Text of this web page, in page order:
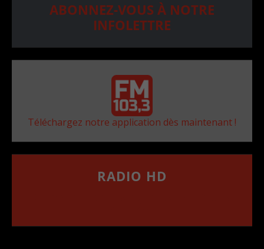
ABONNEZ-VOUS À NOTRE
INFOLETTRE
Téléchargez notre application dès maintenant !
RADIO HD